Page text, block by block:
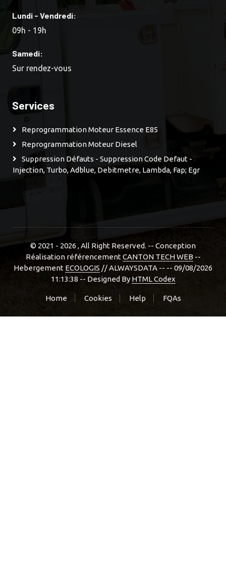
Lundi - Vendredi:
09h - 19h
Samedi:
Sur rendez-vous
Services
Reprogrammation Moteur Essence E85
Reprogrammation Moteur Diesel
Suppression Défauts - Suppression Code Defaut -
Injection, Turbo, Adblue, Debitmetre, Lambda, Fap; Egr
© 2021 - 2026 , All Right Reserved. -- Conception
Réalisation référencementCANTON TECH WEB--
Hebergement ECOLOGIS // ALWAYSDATA -- -- 09/08/2026
11:13:38 -- Designed By HTML Codex
Home Cookies Help FQAs